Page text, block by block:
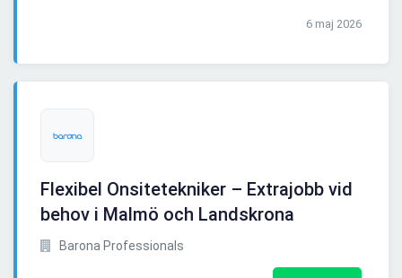
6 maj 2026
Flexibel Onsitetekniker – Extrajobb vid
behov i Malmö och Landskrona
Barona Professionals